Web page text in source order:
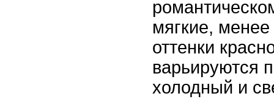
мягкие,
оттенки
варьируются
холодный и